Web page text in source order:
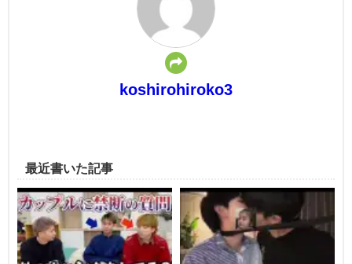
koshirohiroko3
最近書いた記事